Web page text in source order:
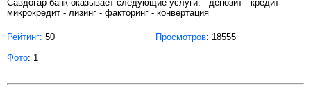
Савдогар банк оказывает следующие услуги: - депозит - кредит -
микрокредит - лизинг - факторинг - конвертация
Рейтинг: 50 Просмотров: 18555
Фото: 1